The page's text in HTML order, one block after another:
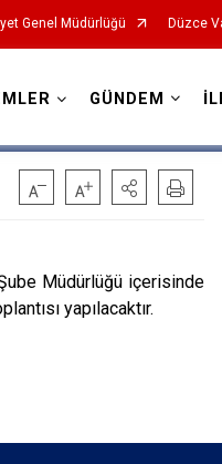
Genel Müdürlüğü Düzce
GÜNDEM
Müdürlüğü içerisinde
yapılacaktır.